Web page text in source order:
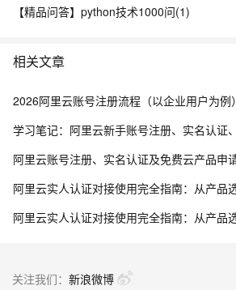
【精品问答】python技术1000问(1)
相关文章
阿里云账号注册、实名认证及免费云产品申
阿里云实人认证对接使用完全指南：从产品
阿里云实人认证对接使用完全指南：从产品
关注我们： 新浪微博